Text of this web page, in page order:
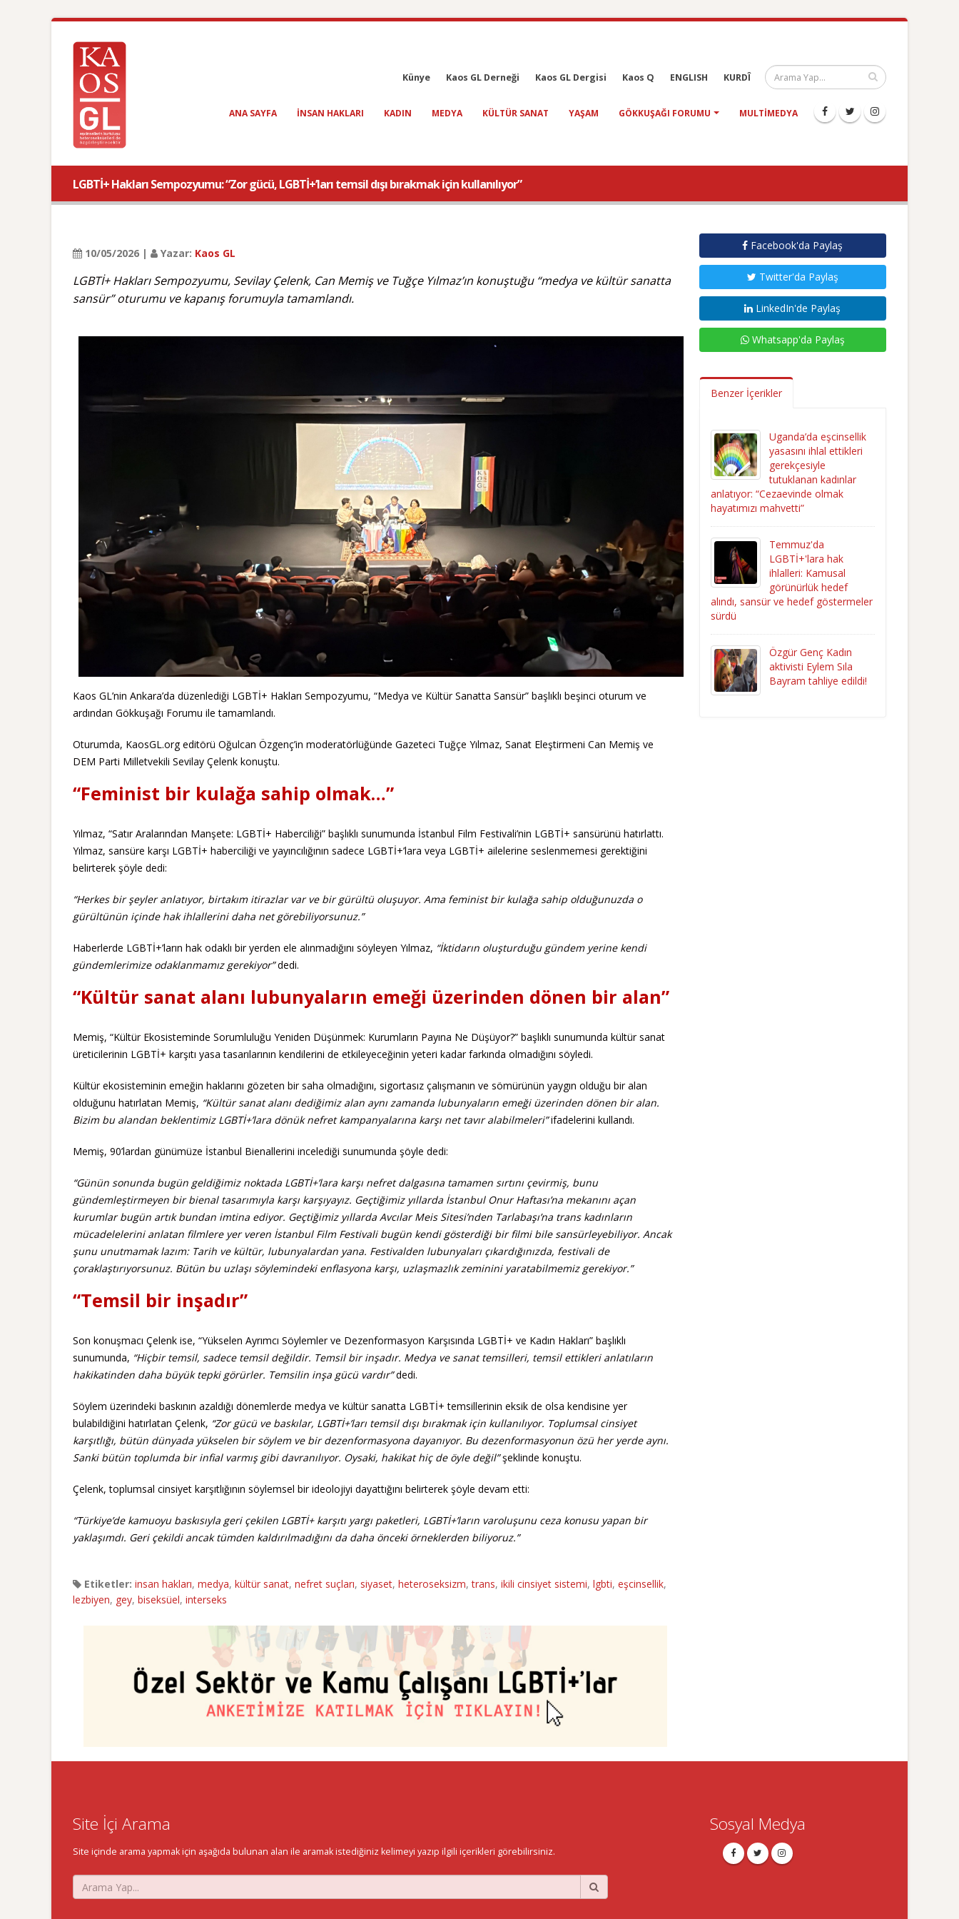
Künye Kaos GL Derneği Kaos GL Dergisi Kaos Q ENGLISH KURDÎ
ANA SAYFA INSAN HAKLARI KADIN MEDYA KÜLTÜR SANAT YAŞAM GÖKKUŞAĞI FORUMU MULTIMEDYA
LGBTİ+ Hakları Sempozyumu: “Zor gücü, LGBTİ+’ları temsil dışı bırakmak için kullanılıyor”
10/05/2026 | Yazar: Kaos GL
LGBTİ+ Hakları Sempozyumu, Sevilay Çelenk, Can Memiş ve Tuğçe Yılmaz’ın konuştuğu “medya ve kültür sanatta
sansür” oturumu ve kapanış forumuyla tamamlandı.
Kaos GL’nin Ankara’da düzenlediği LGBTİ+ Hakları Sempozyumu, “Medya ve Kültür Sanatta Sansür” başlıklı beşinci oturum ve
ardından Gökkuşağı Forumu ile tamamlandı.
Oturumda, KaosGL.org editörü Oğulcan Özgenç’in moderatörlüğünde Gazeteci Tuğçe Yılmaz, Sanat Eleştirmeni Can Memiş ve
DEM Parti Milletvekili Sevilay Çelenk konuştu.
“Feminist bir kulağa sahip olmak…”
Yılmaz, “Satır Aralarından Manşete: LGBTİ+ Haberciliği” başlıklı sunumunda İstanbul Film Festivali’nin LGBTİ+ sansürünü hatırlattı.
Yılmaz, sansüre karşı LGBTİ+ haberciliği ve yayıncılığının sadece LGBTİ+’lara veya LGBTİ+ ailelerine seslenmemesi gerektiğini
belirterek şöyle dedi:
“Herkes bir şeyler anlatıyor, birtakım itirazlar var ve bir gürültü oluşuyor. Ama feminist bir kulağa sahip olduğunuzda o
gürültünün içinde hak ihlallerini daha net görebiliyorsunuz.”
Haberlerde LGBTİ+’ların hak odaklı bir yerden ele alınmadığını söyleyen Yılmaz, “İktidarın oluşturduğu gündem yerine kendi
gündemlerimize odaklanmamız gerekiyor”dedi.
“Kültür sanat alanı lubunyaların emeği üzerinden dönen bir alan”
Memiş, “Kültür Ekosisteminde Sorumluluğu Yeniden Düşünmek: Kurumların Payına Ne Düşüyor?” başlıklı sunumunda kültür sanat
üreticilerinin LGBTİ+ karşıtı yasa tasarılarının kendilerini de etkileyeceğinin yeteri kadar farkında olmadığını söyledi.
Kültür ekosisteminin emeğin haklarını gözeten bir saha olmadığını, sigortasız çalışmanın ve sömürünün yaygın olduğu bir alan
olduğunu hatırlatan Memiş, “Kültür sanat alanı dediğimiz alan aynı zamanda lubunyaların emeği üzerinden dönen bir alan.
Bizim bu alandan beklentimiz LGBTİ+’lara dönük nefret kampanyalarına karşı net tavır alabilmeleri”ifadelerini kullandı.
Memiş, 90’lardan günümüze İstanbul Bienallerini incelediği sunumunda şöyle dedi:
“Günün sonunda bugün geldiğimiz noktada LGBTİ+’lara karşı nefret dalgasına tamamen sırtını çevirmiş, bunu
gündemleştirmeyen bir bienal tasarımıyla karşı karşıyayız. Geçtiğimiz yıllarda İstanbul Onur Haftası’na mekanını açan
kurumlar bugün artık bundan imtina ediyor. Geçtiğimiz yıllarda Avcılar Meis Sitesi’nden Tarlabaşı’na trans kadınların
mücadelelerini anlatan filmlere yer veren İstanbul Film Festivali bugün kendi gösterdiği bir filmi bile sansürleyebiliyor. Ancak
şunu unutmamak lazım: Tarih ve kültür, lubunyalardan yana. Festivalden lubunyaları çıkardığınızda, festivali de
çoraklaştırıyorsunuz. Bütün bu uzlaşı söylemindeki enflasyona karşı, uzlaşmazlık zeminini yaratabilmemiz gerekiyor.”
“Temsil bir inşadır”
Son konuşmacı Çelenk ise, “Yükselen Ayrımcı Söylemler ve Dezenformasyon Karşısında LGBTİ+ ve Kadın Hakları” başlıklı
sunumunda, “Hiçbir temsil, sadece temsil değildir. Temsil bir inşadır. Medya ve sanat temsilleri, temsil ettikleri anlatıların
hakikatinden daha büyük tepki görürler. Temsilin inşa gücü vardır”dedi.
Söylem üzerindeki baskının azaldığı dönemlerde medya ve kültür sanatta LGBTİ+ temsillerinin eksik de olsa kendisine yer
bulabildiğini hatırlatan Çelenk, “Zor gücü ve baskılar, LGBTİ+’ları temsil dışı bırakmak için kullanılıyor. Toplumsal cinsiyet
karşıtlığı, bütün dünyada yükselen bir söylem ve bir dezenformasyona dayanıyor. Bu dezenformasyonun özü her yerde aynı.
Sanki bütün toplumda bir infial varmış gibi davranılıyor. Oysaki, hakikat hiç de öyle değil”şeklinde konuştu.
Çelenk, toplumsal cinsiyet karşıtlığının söylemsel bir ideolojiyi dayattığını belirterek şöyle devam etti:
“Türkiye’de kamuoyu baskısıyla geri çekilen LGBTİ+ karşıtı yargı paketleri, LGBTİ+’ların varoluşunu ceza konusu yapan bir
yaklaşımdı. Geri çekildi ancak tümden kaldırılmadığını da daha önceki örneklerden biliyoruz.”
Etiketler: insan hakları, medya, kültür sanat, nefret suçları, siyaset, heteroseksizm,trans, ikili cinsiyet sistemi, lgbti, eşcinsellik,
lezbiyen, gey, biseksüel, interseks
Facebook'da Paylaş
Twitter'da Paylaş
LinkedIn'de Paylaş
Whatsapp'da Paylaş
Benzer İçerikler
Uganda’da eşcinsellik
yasasını ihlal ettikleri
gerekçesiyle
tutuklanan kadınlar
anlatıyor: “Cezaevinde olmak
hayatımızı mahvetti”
Temmuz'da
LGBTİ+'lara hak
ihlalleri: Kamusal
görünürlük hedef
alındı, sansür ve hedef göstermeler
sürdü
Özgür Genç Kadın
aktivisti Eylem Sıla
Bayram tahliye edildi!
Site İçi Arama
Site içinde arama yapmak için aşağıda bulunan alan ile aramak istediğiniz kelimeyi yazıp ilgili içerikleri görebilirsiniz.
Sosyal Medya